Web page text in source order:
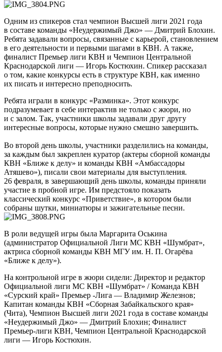
Одним из спикеров стал чемпион Высшей лиги 2021 года
в составе команды «Неудержимый Джо» — Дмитрий Блохин.
Ребята задавали вопросы, связанные с карьерой, становлением
в его деятельности и первыми шагами в КВН. А также,
финалист Премьер лиги КВН и Чемпион Центральной
Краснодарской лиги — Игорь Костюхин. Спикер рассказал
о том, какие конкурсы есть в структуре КВН, как именно
их писать и интересно преподносить.
Ребята играли в конкурс «Разминка». Этот конкурс
подразумевает в себе интерактив не только с жюри, но
и с залом. Так, участники школы задавали друг другу
интересные вопросы, которые нужно смешно завершить.
Во второй день школы, участники разделились на команды,
за каждым был закреплен куратор (актеры сборной команды
КВН «Ближе к делу» и команды КВН «Амбассадоры
Атяшево»), писали свои материалы для выступления.
26 февраля, в завершающий день школы, команды приняли
участие в пробной игре. Им предстояло показать
классический конкурс «Приветствие», в котором были
собраны шутки, миниатюры и зажигательные песни.
В роли ведущей игры была Маргарита Оськина
(администратор Официальной Лиги МС КВН «Шумбрат»,
актриса сборной команды КВН МГУ им. Н. П. Огарёва
«Ближе к делу»).
На контрольной игре в жюри сидели: Директор и редактор
Официальной лиги МС КВН «Шумбрат» / Команда КВН
«Сурский край» Премьер -Лига — Владимир Железнов;
Капитан команды КВН «Сборная Забайкальского края»
(Чита), Чемпион Высшей лиги 2021 года в составе команды
«Неудержимый Джо» — Дмитрий Блохин; Финалист
Премьер-лиги КВН, Чемпион Центральной Краснодарской
лиги — Игорь Костюхин.